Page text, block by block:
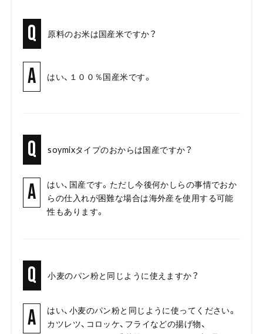
Q 原料のお米は国産米ですか？
A はい、１００％国産米です。
Q soymixタイプのおからは国産ですか？
A
はい、国産です。ただし今後何かしらの事情でおか
らの仕入れが困難な場合は海外産を使用する可能
性もあります。
Q 小麦のパン粉と同じように使えますか？
A
はい、小麦のパン粉と同じように使ってください。
カツレツ、コロッケ、フライなどの揚げ物、